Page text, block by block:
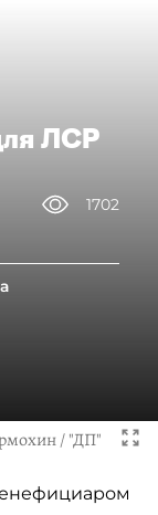
ЛСР
1702
/ "ДП"